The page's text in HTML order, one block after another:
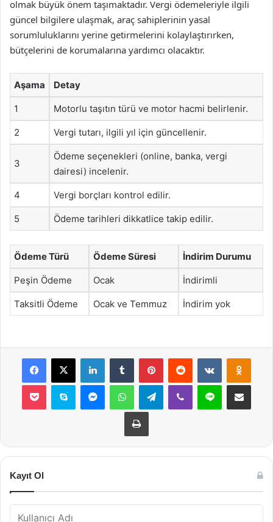
olmak büyük önem taşımaktadır. Vergi ödemeleriyle ilgili
güncel bilgilere ulaşmak, araç sahiplerinin yasal
sorumluluklarını yerine getirmelerini kolaylaştırırken,
bütçelerini de korumalarına yardımcı olacaktır.
Aşama Detay
1 Motorlu taşıtın türü ve motor hacmi belirlenir.
2 Vergi tutarı, ilgili yıl için güncellenir.
3
Ödeme seçenekleri (online, banka, vergi
dairesi) incelenir.
4 Vergi borçları kontrol edilir.
5 Ödeme tarihleri dikkatlice takip edilir.
Ödeme Türü Ödeme Süresi İndirim Durumu
Peşin Ödeme Ocak İndirimli
Taksitli Ödeme Ocak ve Temmuz İndirim yok
Facebook
X LinkedInTumblr PinterestReddit VKontakte
Pocket Skype MessengerWhatsAppTelegramViber Line E-Posta ile
Yazdır
Kayıt Ol